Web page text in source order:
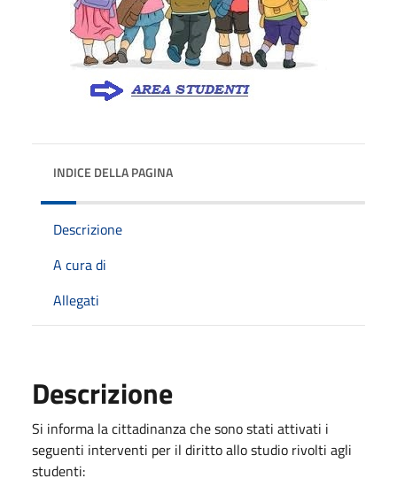
INDICE DELLA PAGINA
Descrizione
A cura di
Allegati
Descrizione
Si informa la cittadinanza che sono stati attivati i
seguenti interventi per il diritto allo studio rivolti agli
studenti: